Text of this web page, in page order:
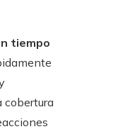
tiempo
cobertura